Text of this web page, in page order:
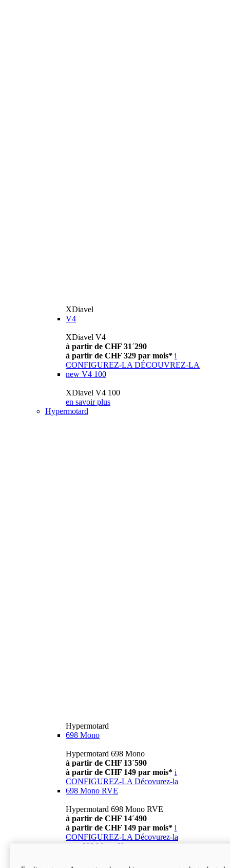
XDiavel
V4
XDiavel V4
à partir de CHF 31´290
à partir de CHF 329 par mois* i
CONFIGUREZ-LA DÉCOUVREZ-LA
new V4 100
XDiavel V4 100
en savoir plus
Hypermotard
Hypermotard
698 Mono
Hypermotard 698 Mono
à partir de CHF 13´590
à partir de CHF 149 par mois* i
CONFIGUREZ-LA Décovurez-la
698 Mono RVE
Hypermotard 698 Mono RVE
à partir de CHF 14´490
à partir de CHF 149 par mois* i
CONFIGUREZ-LA Décovurez-la
698 Mono Nera
Hypermotard 698 Mono Nera